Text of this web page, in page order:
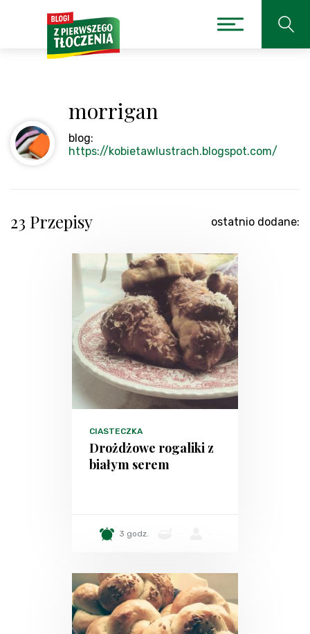
morrigan
blog:
https://kobietawlustrach.blogspot.com/
23 Przepisy ostatnio dodane:
CIASTECZKA
Drożdżowe rogaliki z
białym serem
3 godz.